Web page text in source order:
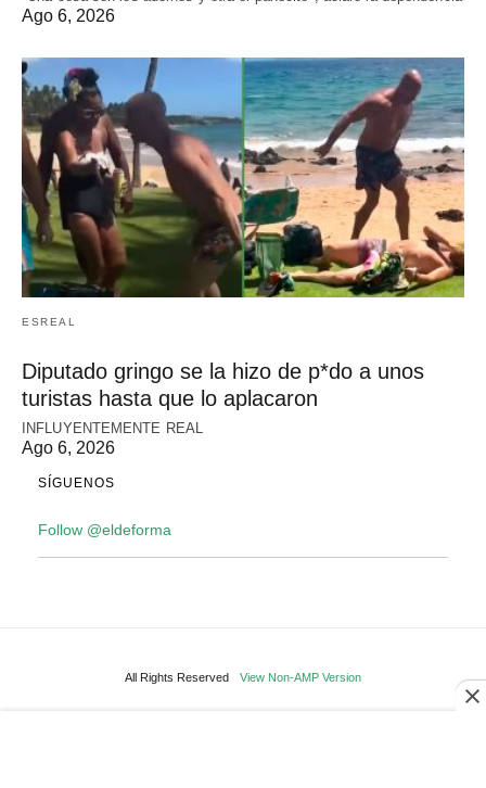
Ago 6, 2026
ESREAL
Diputado gringo se la hizo de p*do a unos
turistas hasta que lo aplacaron
INFLUYENTEMENTE REAL
Ago 6, 2026
SÍGUENOS
Follow @eldeforma
All Rights Reserved View Non-AMP Version